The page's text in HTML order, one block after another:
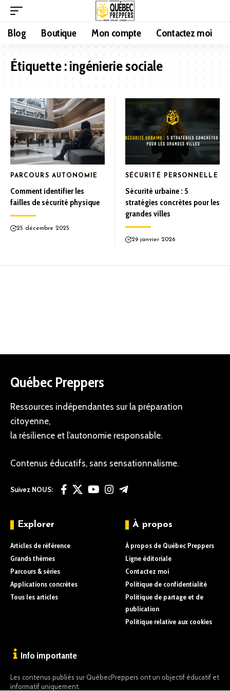
Blog Boutique Mon compte Contactez moi
Étiquette :ingénierie sociale
PARCOURS AUTONOMIE
Comment identifier les
failles de sécurité physique
25 décembre 2025
SÉCURITÉ PERSONNELLE
Sécurité urbaine : 5
stratégies concrètes pour les
grandes villes
29 janvier 2026
Québec Preppers
Ressources indépendantes sur la préparation
citoyenne,
la résilience et l’autonomie responsable.
Contenus éducatifs, sans sensationnalisme.
Suivez NOUS:
Explorer
Articles de référence
Grands thèmes
Parcours & séries
Applications concrètes
Tous les articles
À propos
À propos de Québec Preppers
Ligne éditoriale
Contactez moi
Politique de confidentialité
Politique de partage et de
publication
Politique relative aux cookies
Info importante
Les contenus publiés sur QuébecPreppers ont un objectif éducatif et
informatif uniquement.